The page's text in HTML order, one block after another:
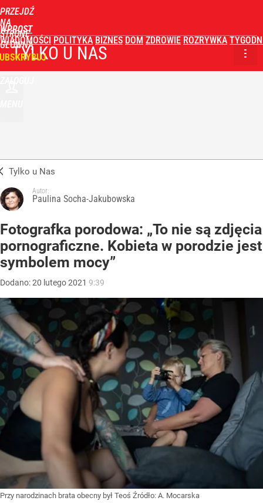
PRZEJDŹ
NA
STRONĘ
GŁÓWNĄ
WPROST
WIADOMOŚCI POLITYKA BIZNES DOM ZDROWIE ROZRYWKA
TYLKO U NAS
Tylko u Nas
Autor:
Paulina Socha-Jakubowska
Fotografka porodowa: „To nie są zdjęcia
pornograficzne. Kobieta w porodzie jest
symbolem mocy”
Dodano:20 lutego2021 9:39
Przy narodzinach brata obecny był Teoś Źródło: A. Mocarska